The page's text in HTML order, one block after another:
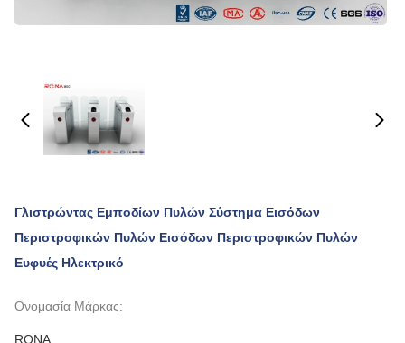
Γλιστρώντας Εμποδίων Πυλών Σύστημα Εισόδων
Περιστροφικών Πυλών Εισόδων Περιστροφικών Πυλών
Ευφυές Ηλεκτρικό
Ονομασία Μάρκας:
RONA